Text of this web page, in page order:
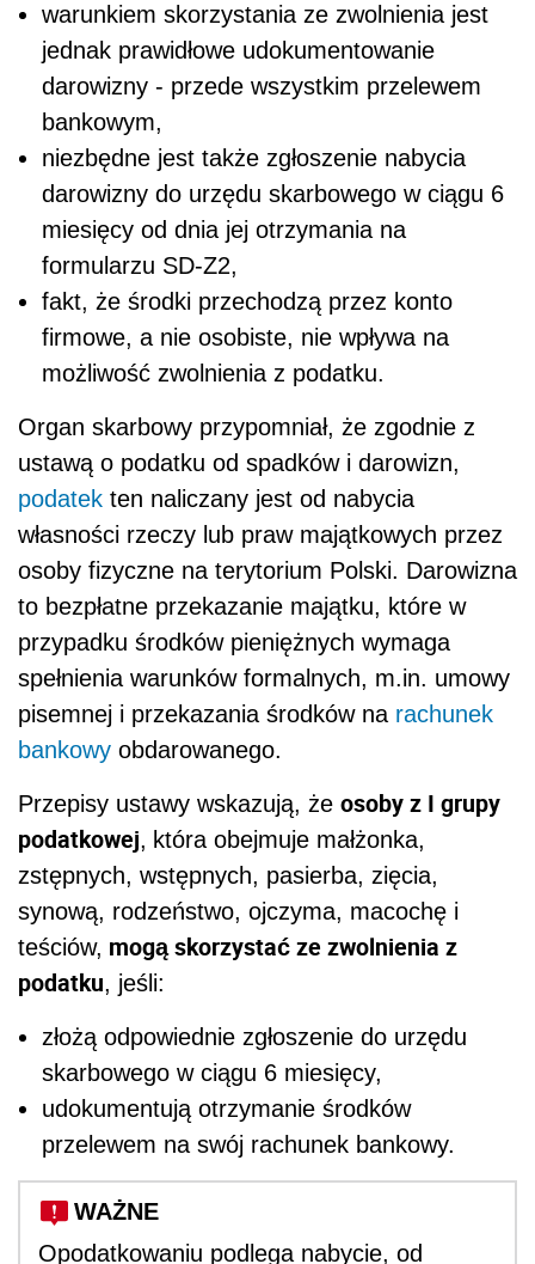
warunkiem skorzystania ze zwolnienia jest
jednak prawidłowe udokumentowanie
darowizny - przede wszystkim przelewem
bankowym,
niezbędne jest także zgłoszenie nabycia
darowizny do urzędu skarbowego w ciągu 6
miesięcy od dnia jej otrzymania na
formularzu SD-Z2,
fakt, że środki przechodzą przez konto
firmowe, a nie osobiste, nie wpływa na
możliwość zwolnienia z podatku.
Organ skarbowy przypomniał, że zgodnie z
ustawą o podatku od spadków i darowizn,
podatek ten naliczany jest od nabycia
własności rzeczy lub praw majątkowych przez
osoby fizyczne na terytorium Polski. Darowizna
to bezpłatne przekazanie majątku, które w
przypadku środków pieniężnych wymaga
spełnienia warunków formalnych, m.in. umowy
pisemnej i przekazania środków na rachunek
bankowy obdarowanego.
Przepisy ustawy wskazują, że osoby z I grupy
podatkowej, która obejmuje małżonka,
zstępnych, wstępnych, pasierba, zięcia,
synową, rodzeństwo, ojczyma, macochę i
teściów, mogą skorzystać ze zwolnienia z
podatku, jeśli:
złożą odpowiednie zgłoszenie do urzędu
skarbowego w ciągu 6 miesięcy,
udokumentują otrzymanie środków
przelewem na swój rachunek bankowy.
WAŻNE
Opodatkowaniu podlega nabycie, od